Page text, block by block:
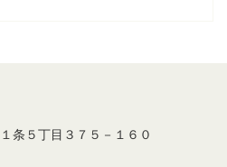
条５丁目３７５－１６０